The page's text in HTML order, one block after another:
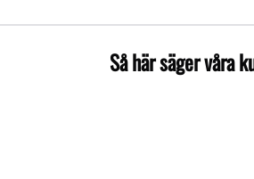
Så här säger våra